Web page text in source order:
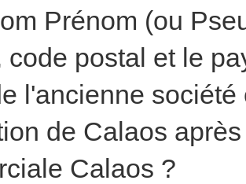
Prénom (ou
code postal et le
l'ancienne
de Calaos
Calaos ?